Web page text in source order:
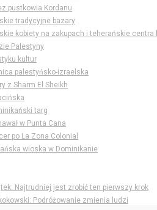
pustkowia Kordanu
tradycyjne bazary
kobiety na zakupach i teherańskie centra
Palestyny
kultur
palestyńsko-izraelska
z Sharm El Sheikh
targ
w Punta Cana
po La Zona Colonial
wioska w Dominikanie
Najtrudniej jest zrobić ten pierwszy krok
Podróżowanie zmienia ludzi